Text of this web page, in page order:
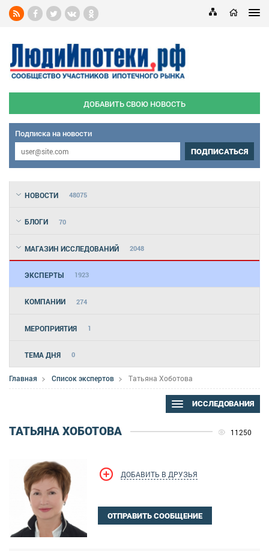
ДОБАВИТЬ СВОЮ НОВОСТЬ
Подписка на новости
ПОДПИСАТЬСЯ
НОВОСТИ 48075
БЛОГИ 70
МАГАЗИН ИССЛЕДОВАНИЙ 2048
ЭКСПЕРТЫ 1923
КОМПАНИИ 274
МЕРОПРИЯТИЯ 1
ТЕМА ДНЯ 0
Главная Список экспертов Татьяна Хоботова
ИССЛЕДОВАНИЯ
ТАТЬЯНА ХОБОТОВА 11250
ДОБАВИТЬ В ДРУЗЬЯ
ОТПРАВИТЬ СООБЩЕНИЕ